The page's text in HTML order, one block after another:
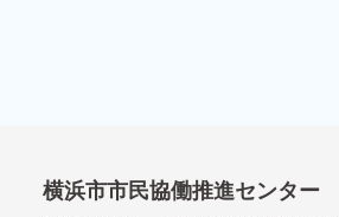
横浜市市民協働推進センター